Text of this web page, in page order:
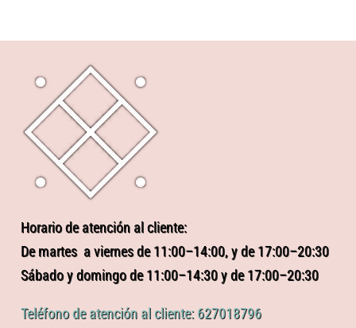
Horario de atención al cliente:
De martes a viernes de 11:00–14:00, y de 17:00–20:30
Sábado y domingo de 11:00–14:30 y de 17:00–20:30
Teléfono de atención al cliente: 627018796